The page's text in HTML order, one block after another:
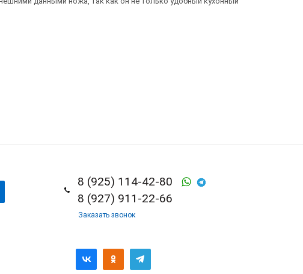
8 (925) 114-42-80
8 (927) 911-22-66
Заказать звонок